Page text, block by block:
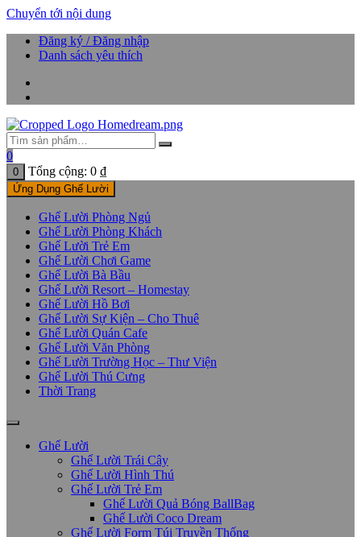
Chuyển tới nội dung
Đăng ký / Đăng nhập
Danh sách yêu thích
0
0 Tổng cộng: 0 ₫
Ứng Dụng Ghế Lười
Ghế Lười Phòng Ngủ
Ghế Lười Phòng Khách
Ghế Lười Trẻ Em
Ghế Lười Chơi Game
Ghế Lười Bà Bầu
Ghế Lười Resort – Homestay
Ghế Lười Hồ Bơi
Ghế Lười Sự Kiện – Cho Thuê
Ghế Lười Quán Cafe
Ghế Lười Văn Phòng
Ghế Lười Trường Học – Thư Viện
Ghế Lười Thú Cưng
Thời Trang
Ghế Lười
Ghế Lười Trái Cây
Ghế Lười Hình Thú
Ghế Lười Trẻ Em
Ghế Lười Quả Bóng BallBag
Ghế Lười Coco Dream
Ghế Lười Form Túi Truyền Thống